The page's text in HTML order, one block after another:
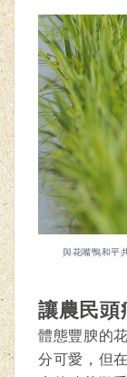
與花嘴鴨和平
讓農民頭
體態豐腴的
分可愛，但